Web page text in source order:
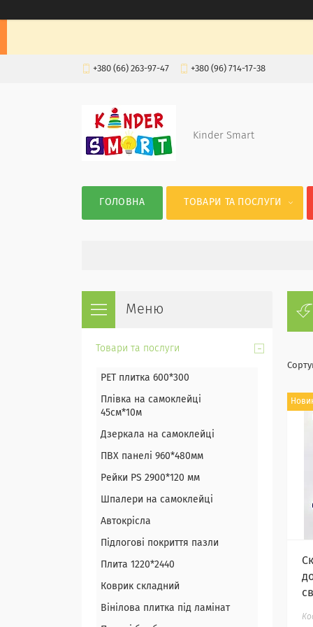
+380 (66) 263-97-47 +380 (96) 714-17-38
Kinder Smart
ГОЛОВНА ТОВАРИ ТА ПОСЛУГИ
Товари та послуги
PET плитка 600*300
Плівка на самоклейці
45см*10м
Дзеркала на самоклейці
ПВХ панелі 960*480мм
Рейки PS 2900*120 мм
Шпалери на самоклейці
Автокрісла
Підлогові покриття пазли
Плита 1220*2440
Коврик складний
Вінілова плитка під ламінат